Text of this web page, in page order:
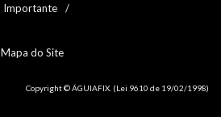
Importante
Mapa do Site
Copyright © ÁGUIAFIX. (Lei 9610 de 19/02/1998)